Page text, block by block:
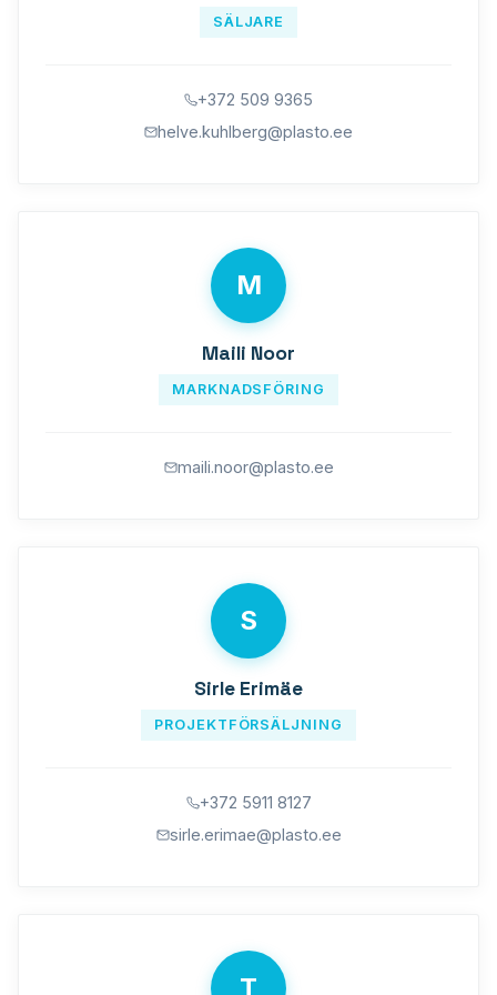
SÄLJARE
+372 509 9365
helve.kuhlberg@plasto.ee
M
Maili Noor
MARKNADSFÖRING
maili.noor@plasto.ee
S
Sirle Erimäe
PROJEKTFÖRSÄLJNING
+372 5911 8127
sirle.erimae@plasto.ee
T